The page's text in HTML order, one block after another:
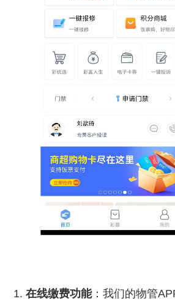
1. 在线缴费功能：我们的物管